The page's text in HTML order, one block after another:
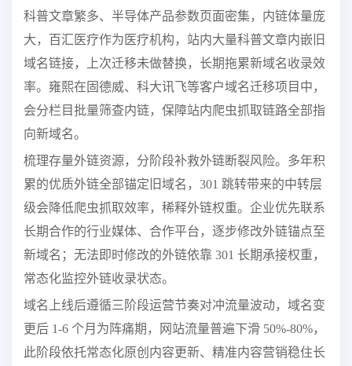
科普文章繁多、半导体产品参数页面密集，内链体量庞
大，百汇医疗作为医疗机构，站内大量科普文章内嵌旧
域名链接，上次迁移未做替换，长期拖累新域名收录效
率。雍熙在固德威、科大讯飞等客户域名迁移项目中，
会分栏目批量筛查内链，保障站内爬虫抓取链路全部指
向新域名。
梳理存量外链资源，分阶段补救外链断裂风险。多年积
累的优质外链全部锚定旧域名，301 跳转带来的中转层
级会降低爬虫抓取效率，稀释外链权重。企业优先联系
长期合作的行业媒体、合作平台，逐步修改外链锚点至
新域名；无法即时修改的外链依靠 301 长期承接权重，
常态化监控外链收录状态。
域名上线后遵循三阶段运营节奏对冲流量波动，域名变
更后 1-6 个月为阵痛期，网站流量普遍下滑 50%-80%，
此阶段依托常态化原创内容更新、精准内容营销稳住长